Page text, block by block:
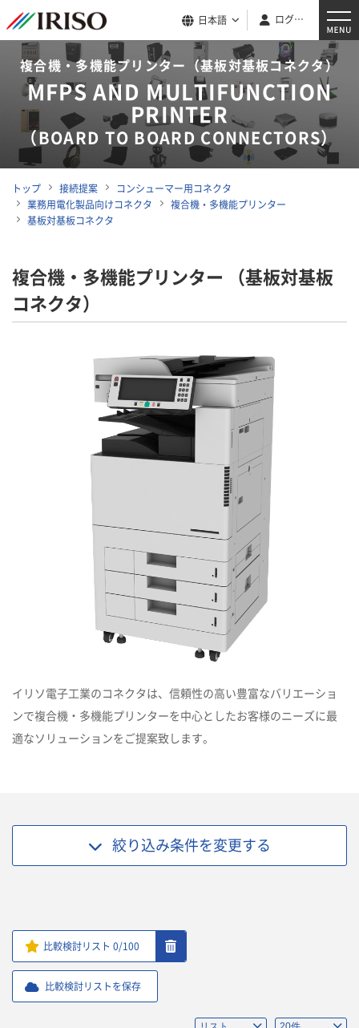
日本語 ログイン
複合機・多機能プリンター（基板対基板コネクタ）
MFPS AND MULTIFUNCTION
PRINTER
（BOARD TO BOARD CONNECTORS）
トップ 接続提案
コンシューマー用コネクタ
業務用電化製品向けコネクタ
複合機・多機能プリンター
基板対基板コネクタ
複合機・多機能プリンター （基板対基板
コネクタ）
イリソ電子工業のコネクタは、信頼性の高い豊富なバリエーショ
ンで複合機・多機能プリンターを中心としたお客様のニーズに最
適なソリューションをご提案致します。
絞り込み条件を変更する
比較検討リスト 0/100
比較検討リストを保存